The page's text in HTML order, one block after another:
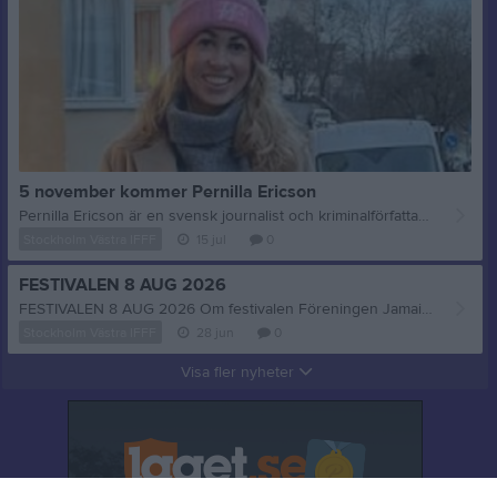
5 november kommer Pernilla Ericson
Pernilla Ericson är en svensk journalist och kriminalförfattare bosatt i Stockholm. Hon kombinerar sitt författarskap med arbete som journalist, bland annat som ledarskribent på Aftonbladet där hon fokuserar mycket på jämställdhet och klimatfrågor. Hennes spänningsromaner är kända för att fläta samman klassiska deckarhistorier med brännande samtidsaktuella ämnen som klimatförändringar och våld i nära relationer. komplett sammanfattning av hennes liv, karriär och utgivna böcker.Karriär och författarskapPernilla Ericson började skriva tidigt och inledde sin mediekarriär redan i tonåren. År 2016 debuterade hon som skönlitterär författare med kriminalromanen Spåren vi lämnar efter oss. År 2018 tog hon plats på Aftonbladets ledarredaktion. Hon har genom sina texter och sitt publika engagemang gjort sig känd som en stark feministisk röst.
FESTIVALEN 8 AUG 2026
FESTIVALEN 8 AUG 2026 Om festivalen Föreningen Jamaicansk Kultur är stolta arrangör bakom festivalen, som började som ett litet firande sommaren 2017. Sedan dess har den vuxit stadigt varje år och blivit en fullskalig festival med ett rekordantal besökare på drygt 3 500. Från 2017 till 2023 hölls evenemanget på Lappis Beach i Stockholm. Från och med 2025 är vårt nya hem Kanaanbadet. Under åren har vi välkomnat internationellt kända jamaicanska artister som Charly Black, Agent Sasco, Eek-A-Mouse, Queen Ifrica, Chi Ching Ching, Turbulence, Bay-C, Stylo G, Voicemail, G-Whizz, IQ och många fler. Vi har också stolt presenterat framstående lokala reggae- och dancehall-artister, inkluderande Syster Sol, Essa Cham, Aurelia Dey, Leafnuts, Latin Kings med Dogge Doggelito, Million Stylez, DanJah, Etzia och andra. Festivalen är en livlig heldagsfest med liveframträdanden från artister och DJ:s, professionella dansshower, open-mic-segment och gästföreläsare som utforskar ämnen relaterade till jamaicansk kultur Plats: Kanaanbadet, Kanaans Väg 83, 168 44 Bromma (Hässelby-Vällingby, Från kl 15:00 till 22:00
Visa fler nyheter